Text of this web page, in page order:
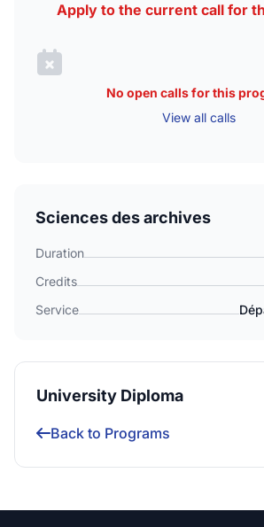
Apply to the current call for
No open calls for this
View all calls
Sciences des archives
Duration
Credits
Service
University Diploma
Back to Programs